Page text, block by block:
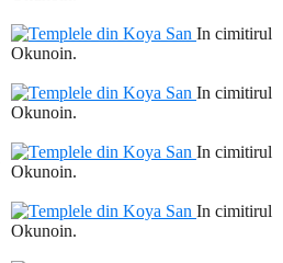
In cimitirul
Okunoin.
In cimitirul
Okunoin.
In cimitirul
Okunoin.
In cimitirul
Okunoin.